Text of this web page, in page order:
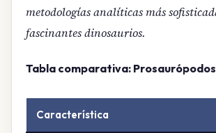
metodologías analíticas más
fascinantes dinosaurios.
Tabla comparativa:
Característica